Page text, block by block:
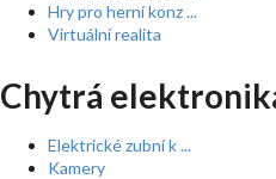
Hry pro herní konz ...
Virtuální realita
Chytrá
Elektrické zubní k ...
Kamery